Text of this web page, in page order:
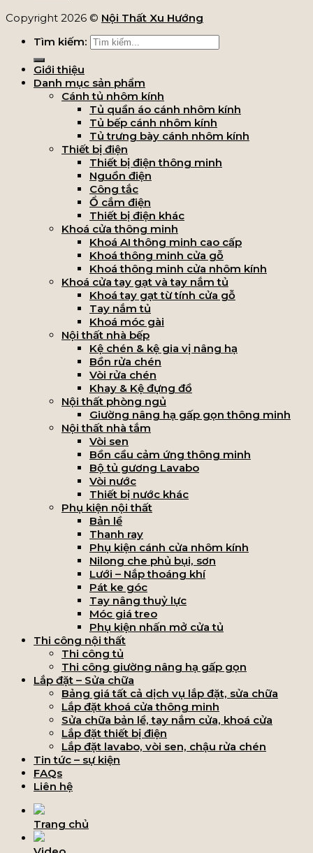
Copyright 2026 © Nội Thất Xu Hướng
Tìm kiếm:
Giới thiệu
Danh mục sản phẩm
Cánh tủ nhôm kính
Tủ quần áo cánh nhôm kính
Tủ bếp cánh nhôm kính
Tủ trưng bày cánh nhôm kính
Thiết bị điện
Thiết bị điện thông minh
Nguồn điện
Công tắc
Ổ cắm điện
Thiết bị điện khác
Khoá cửa thông minh
Khoá AI thông minh cao cấp
Khoá thông minh cửa gỗ
Khoá thông minh cửa nhôm kính
Khoá cửa tay gạt và tay nắm tủ
Khoá tay gạt từ tính cửa gỗ
Tay nắm tủ
Khoá móc gài
Nội thất nhà bếp
Kệ chén & kệ gia vị nâng hạ
Bồn rửa chén
Vòi rửa chén
Khay & Kệ đựng đồ
Nội thất phòng ngủ
Giường nâng hạ gấp gọn thông minh
Nội thất nhà tắm
Vòi sen
Bồn cầu cảm ứng thông minh
Bộ tủ gương Lavabo
Vòi nước
Thiết bị nước khác
Phụ kiện nội thất
Bản lề
Thanh ray
Phụ kiện cánh cửa nhôm kính
Nilong che phủ bụi, sơn
Lưới – Nắp thoáng khí
Pát ke góc
Tay nâng thuỷ lực
Móc giá treo
Phụ kiện nhấn mở cửa tủ
Thi công nội thất
Thi công tủ
Thi công giường nâng hạ gấp gọn
Lắp đặt – Sửa chữa
Bảng giá tất cả dịch vụ lắp đặt, sửa chữa
Lắp đặt khoá cửa thông minh
Sửa chữa bản lề, tay nắm cửa, khoá cửa
Lắp đặt thiết bị điện
Lắp đặt lavabo, vòi sen, chậu rửa chén
Tin tức – sự kiện
FAQs
Liên hệ
Trang chủ